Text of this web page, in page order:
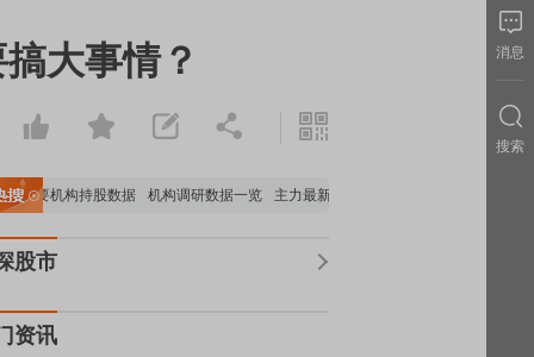
大事情？
要机构持股数据 机构调研数据一览 主力最新动向
股市
资讯
消息
搜索